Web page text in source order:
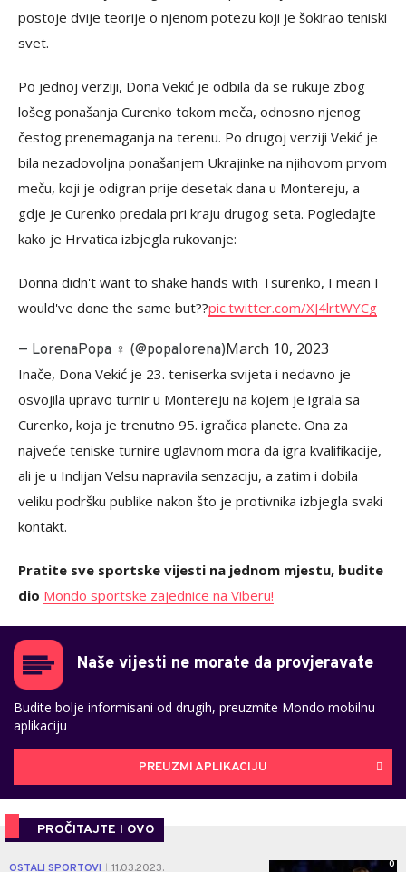
postoje dvije teorije o njenom potezu koji je šokirao teniski
svet.
Po jednoj verziji, Dona Vekić je odbila da se rukuje zbog
lošeg ponašanja Curenko tokom meča, odnosno njenog
čestog prenemaganja na terenu. Po drugoj verziji Vekić je
bila nezadovoljna ponašanjem Ukrajinke na njihovom prvom
meču, koji je odigran prije desetak dana u Montereju, a
gdje je Curenko predala pri kraju drugog seta. Pogledajte
kako je Hrvatica izbjegla rukovanje:
Donna didn't want to shake hands with Tsurenko, I mean I
would've done the same but??pic.twitter.com/XJ4lrtWYCg
— LorenaPopa ️‍♀️ (@popalorena)March 10, 2023
Inače, Dona Vekić je 23. teniserka svijeta i nedavno je
osvojila upravo turnir u Montereju na kojem je igrala sa
Curenko, koja je trenutno 95. igračica planete. Ona za
najveće teniske turnire uglavnom mora da igra kvalifikacije,
ali je u Indijan Velsu napravila senzaciju, a zatim i dobila
veliku podršku publike nakon što je protivnika izbjegla svaki
kontakt.
Pratite sve sportske vijesti na jednom mjestu, budite
dio Mondo sportske zajednice na Viberu!
Naše vijesti ne morate da provjeravate
Budite bolje informisani od drugih, preuzmite Mondo mobilnu
aplikaciju
PREUZMI APLIKACIJU
PROČITAJTE I OVO
OSTALI SPORTOVI 11.03.2023. 0